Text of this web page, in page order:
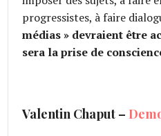
progressistes, à faire
médias » devraient être
sera la prise de
Valentin Chaput –